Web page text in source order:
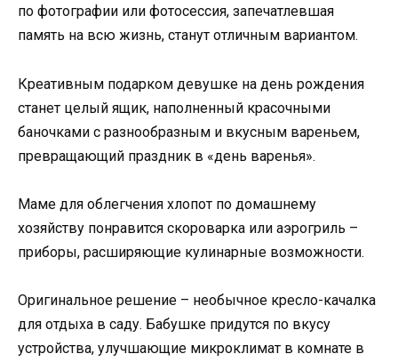
по фотографии или фотосессия, запечатлевшая
память на всю жизнь, станут отличным вариантом.
Креативным подарком девушке на день рождения
станет целый ящик, наполненный красочными
баночками с разнообразным и вкусным вареньем,
превращающий праздник в «день варенья».
Маме для облегчения хлопот по домашнему
хозяйству понравится скороварка или аэрогриль –
приборы, расширяющие кулинарные возможности.
Оригинальное решение – необычное кресло-качалка
для отдыха в саду. Бабушке придутся по вкусу
устройства, улучшающие микроклимат в комнате в